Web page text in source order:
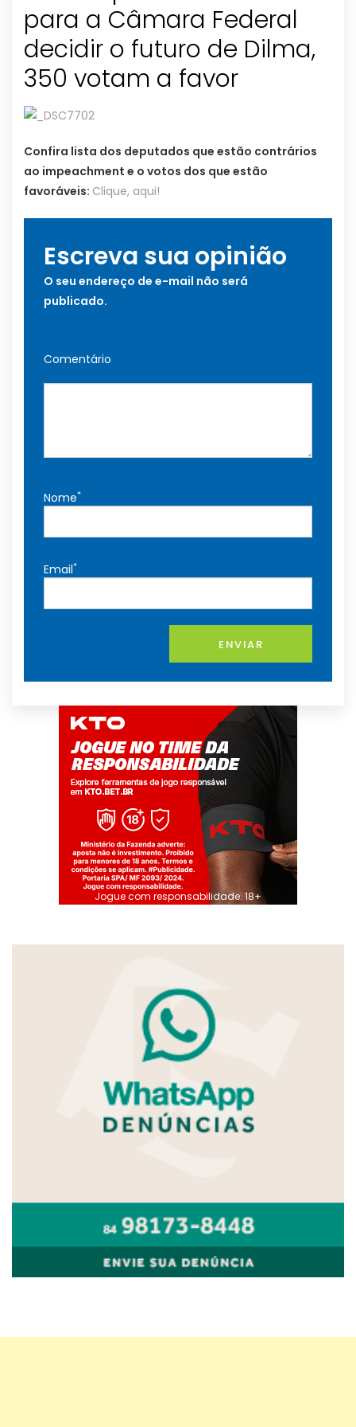
para a Câmara Federal
decidir o futuro de Dilma,
350 votam a favor
Confira lista dos deputados que estão contrários
ao impeachment e o votos dos que estão
favoráveis: Clique, aqui!
Escreva sua opinião
O seu endereço de e-mail não será
publicado.
Comentário
Nome*
Email*
ENVIAR
Jogue com responsabilidade. 18+